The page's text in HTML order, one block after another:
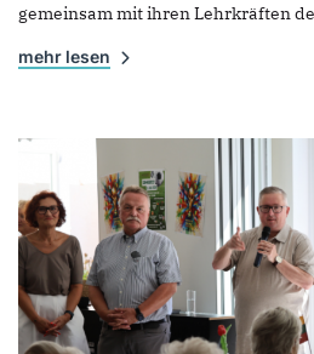
gemeinsam mit ihren Lehrkräften
mehr lesen